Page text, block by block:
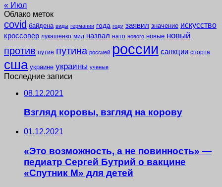
« Июл
Облако меток
covid байдена виды германии года году заявил значение искусство
кроссовер лукашенко мид назвал нато нового новые новый
против путин путина россией россии санкции спорта
сша украине украины ученые
Последние записи
08.12.2021
Взгляд коровы, взгляд на корову
01.12.2021
«Это возможность, а не повинность» —
педиатр Сергей Бутрий о вакцине
«Спутник М» для детей